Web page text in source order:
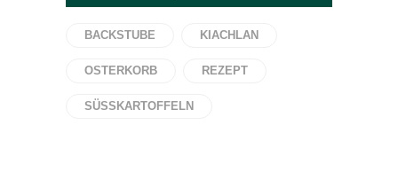
BACKSTUBE KIACHLAN
OSTERKORB REZEPT
SÜSSKARTOFFELN